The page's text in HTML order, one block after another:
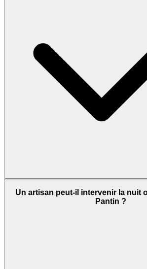
Un artisan peut-il intervenir la nuit
Pantin ?